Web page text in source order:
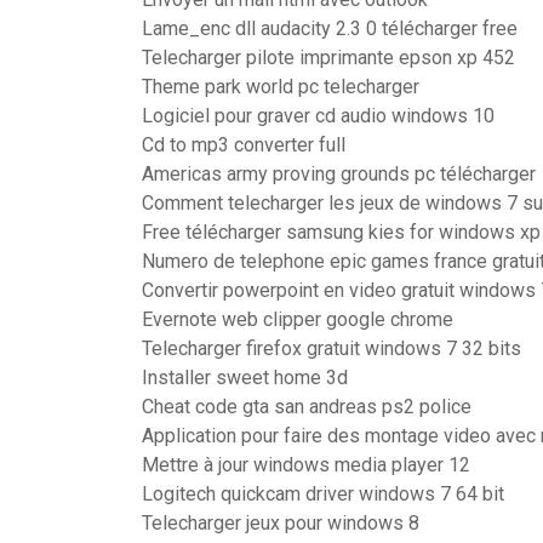
Lame_enc dll audacity 2.3 0 télécharger free
Telecharger pilote imprimante epson xp 452
Theme park world pc telecharger
Logiciel pour graver cd audio windows 10
Cd to mp3 converter full
Americas army proving grounds pc télécharger
Comment telecharger les jeux de windows 7
Free télécharger samsung kies for windows
Numero de telephone epic games france
Convertir powerpoint en video gratuit windows
Evernote web clipper google chrome
Telecharger firefox gratuit windows 7 32 bits
Installer sweet home 3d
Cheat code gta san andreas ps2 police
Application pour faire des montage video avec
Mettre à jour windows media player 12
Logitech quickcam driver windows 7 64 bit
Telecharger jeux pour windows 8